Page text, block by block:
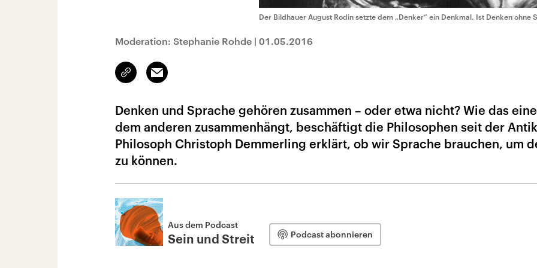
Der Bildhauer August Rodin setzte dem „Denker“ ein Denkmal. Ist Denken ohne
Moderation: Stephanie Rohde | 01.05.2016
Link
kopieren/teilen
Email
Denken und Sprache gehören zusammen – oder etwa nicht? Wie das
dem anderen zusammenhängt, beschäftigt die Philosophen seit der
Philosoph Christoph Demmerling erklärt, ob wir Sprache brauchen, um
zu können.
Aus dem Podcast
Sein und Streit Podcast abonnieren